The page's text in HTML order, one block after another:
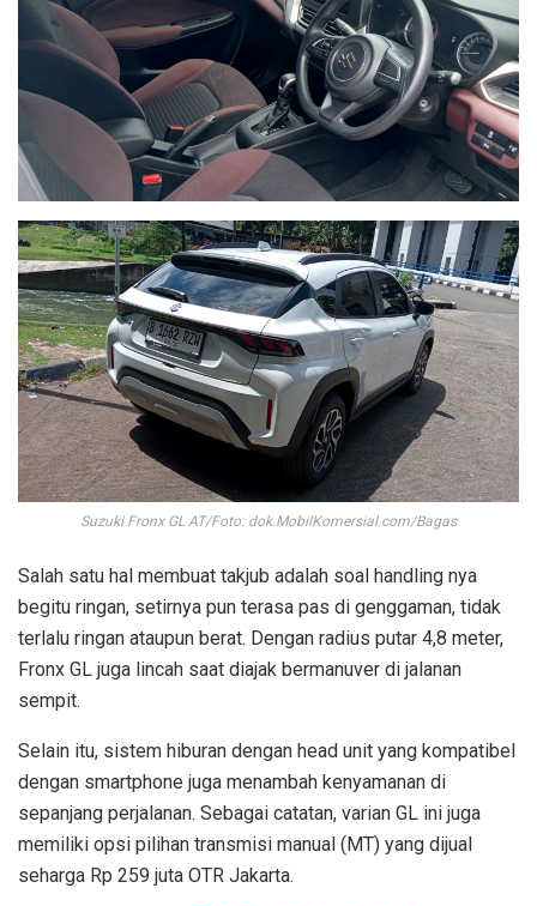
Suzuki Fronx GL AT/Foto: dok.MobilKomersial.com/Bagas
Salah satu hal membuat takjub adalah soal handling nya
begitu ringan, setirnya pun terasa pas di genggaman, tidak
terlalu ringan ataupun berat. Dengan radius putar 4,8 meter,
Fronx GL juga lincah saat diajak bermanuver di jalanan
sempit.
Selain itu, sistem hiburan dengan head unit yang kompatibel
dengan smartphone juga menambah kenyamanan di
sepanjang perjalanan. Sebagai catatan, varian GL ini juga
memiliki opsi pilihan transmisi manual (MT) yang dijual
seharga Rp 259 juta OTR Jakarta.